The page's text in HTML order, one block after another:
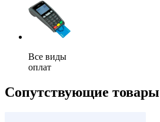
Все виды
оплат
Сопутствующие товары